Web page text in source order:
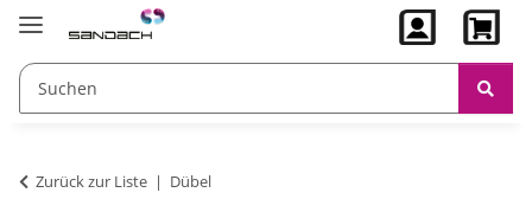
Zurück zur Liste Dübel